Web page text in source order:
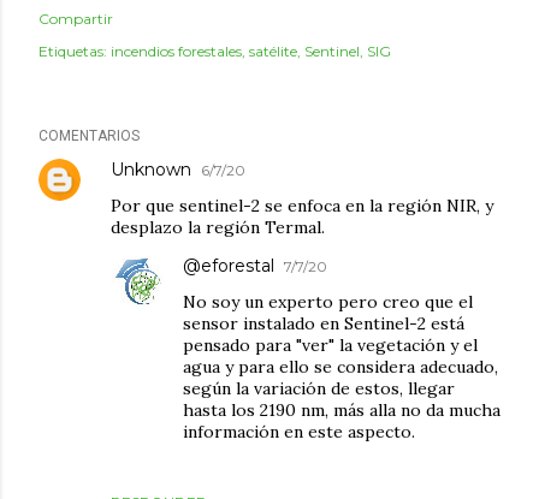
Compartir
Etiquetas: incendios forestales satélite Sentinel SIG
COMENTARIOS
Unknown 6/7/20
Por que sentinel-2 se enfoca en la región NIR, y
desplazo la región Termal.
@eforestal 7/7/20
No soy un experto pero creo que el
sensor instalado en Sentinel-2 está
pensado para "ver" la vegetación y el
agua y para ello se considera adecuado,
según la variación de estos, llegar
hasta los 2190 nm, más alla no da mucha
información en este aspecto.